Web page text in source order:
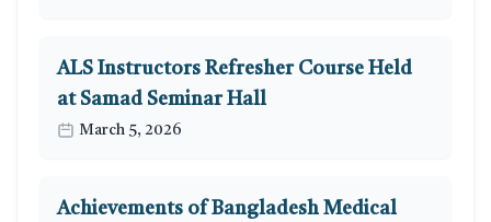
ALS Instructors Refresher Course Held
at Samad Seminar Hall
March 5, 2026
Achievements of Bangladesh Medical